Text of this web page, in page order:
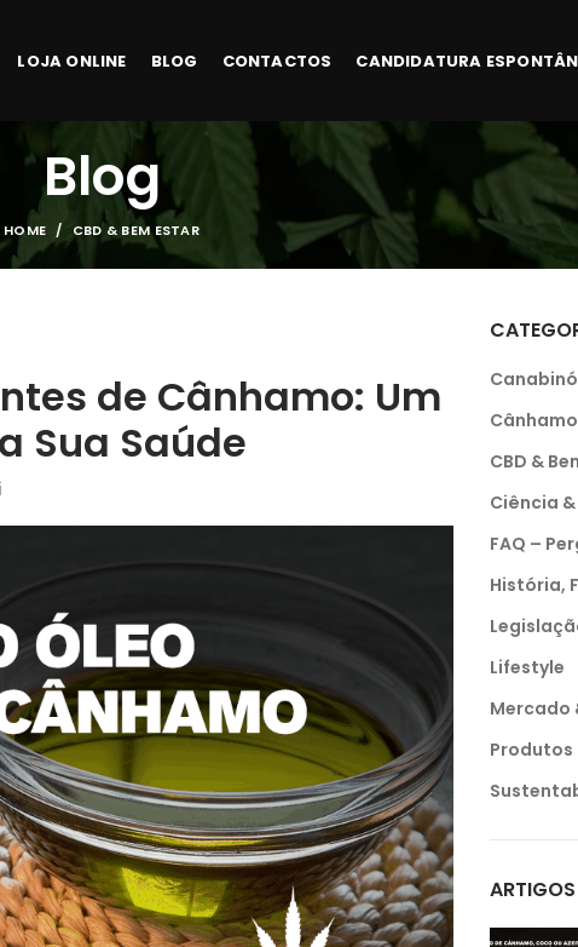
LOJA ONLINE BLOG CONTACTOS CANDIDATURA
Blog
HOME CBD & BEM ESTAR
de Cânhamo: Um
Sua Saúde
Cânhamo
CBD &
Ciência
FAQ –
História,
Lifestyle
Mercado
Produtos
ARTIGOS